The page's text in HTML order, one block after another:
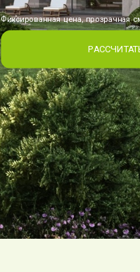
Фиксированная цена, прозрачная